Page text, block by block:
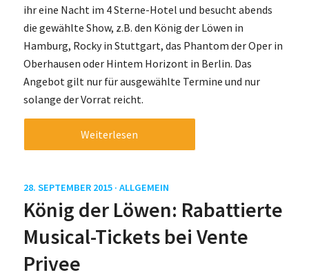
ihr eine Nacht im 4 Sterne-Hotel und besucht abends
die gewählte Show, z.B. den König der Löwen in
Hamburg, Rocky in Stuttgart, das Phantom der Oper in
Oberhausen oder Hintem Horizont in Berlin. Das
Angebot gilt nur für ausgewählte Termine und nur
solange der Vorrat reicht.
Weiterlesen
28. SEPTEMBER 2015 · ALLGEMEIN
König der Löwen: Rabattierte
Musical-Tickets bei Vente
Privee